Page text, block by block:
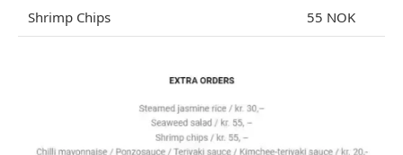
Shrimp Chips 55 NOK